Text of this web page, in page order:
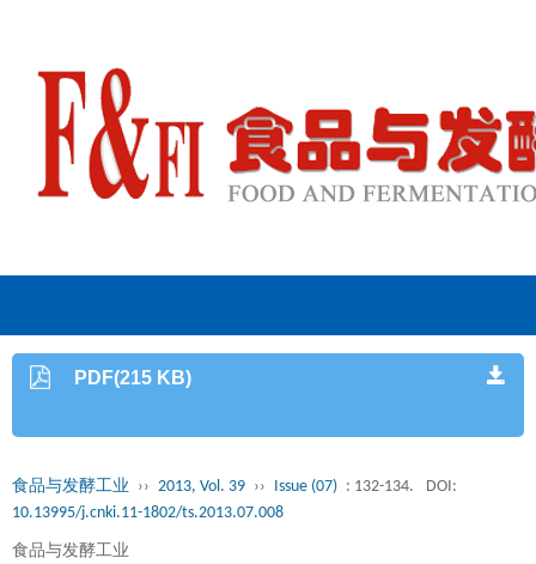
PDF(215 KB)
食品与发酵工业 ›› 2013, Vol. 39 ›› Issue (07) : 132-134.
DOI:
10.13995/j.cnki.11-1802/ts.2013.07.008
食品与发酵工业